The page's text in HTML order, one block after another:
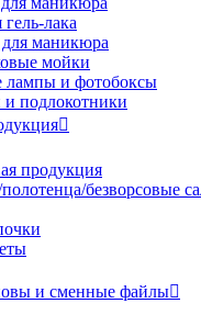
лака
маникюра
мойки
лампы и фотобоксы
и подлокотники
продукция
безворсовые
и сменные файлы